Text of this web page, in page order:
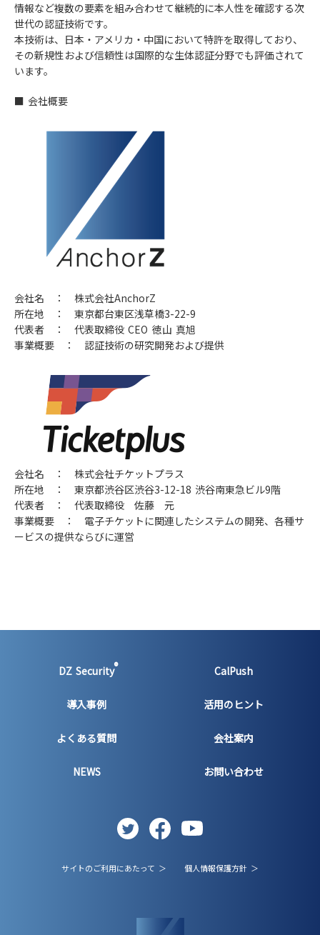
情報など複数の要素を組み合わせて継続的に本人性を確認する次
世代の認証技術です。
本技術は、日本・アメリカ・中国において特許を取得しており、
その新規性および信頼性は国際的な生体認証分野でも評価されて
います。
■ 会社概要
会社名 ： 株式会社AnchorZ
所在地 ： 東京都台東区浅草橋3-22-9
代表者 ： 代表取締役 CEO 徳山 真旭
事業概要 ： 認証技術の研究開発および提供
会社名 ： 株式会社チケットプラス
所在地 ： 東京都渋谷区渋谷3-12-18 渋谷南東急ビル9階
代表者 ： 代表取締役 佐藤 元
事業概要 ： 電子チケットに関連したシステムの開発、各種サ
ービスの提供ならびに運営
DZ Security® CalPush
導入事例 活用のヒント
よくある質問 会社案内
NEWS お問い合わせ
サイトのご利用にあたって ＞ 個人情報保護方針 ＞